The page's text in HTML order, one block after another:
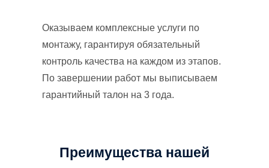
Оказываем комплексные услуги по
монтажу, гарантируя обязательный
контроль качества на каждом из этапов.
По завершении работ мы выписываем
гарантийный талон на 3 года.
Преимущества нашей